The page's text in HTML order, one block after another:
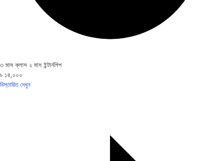
৩ মাস ক্লাস ২ মাস ইন্টার্নশিপ
৳ ১৪,০০০
বিস্তারিত দেখুন